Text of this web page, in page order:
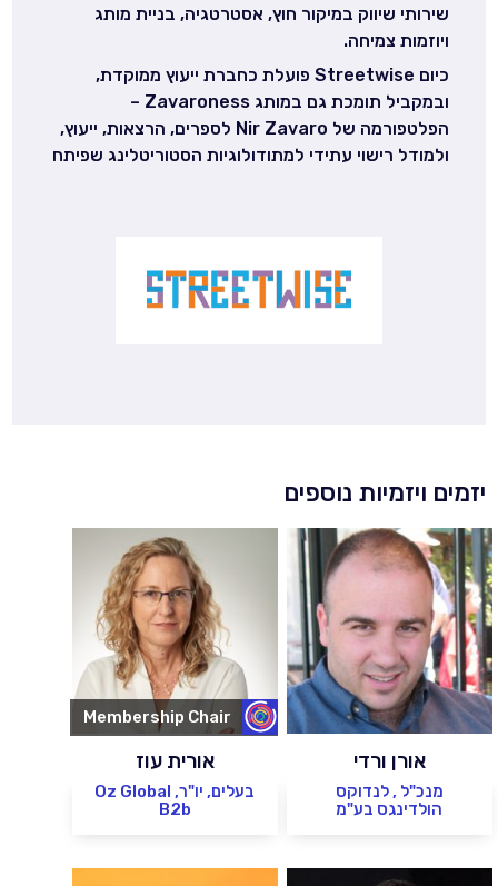
שירותי שיווק במיקור חוץ, אסטרטגיה, בניית מותג
ויוזמות צמיחה.
כיום Streetwise פועלת כחברת ייעוץ ממוקדת,
ובמקביל תומכת גם במותג Zavaroness –
הפלטפורמה של Nir Zavaro לספרים, הרצאות, ייעוץ,
ולמודל רישוי עתידי למתודולוגיות הסטוריטלינג שפיתח
יזמים ויזמיות נוספים
אורן ורדי
מנכ"ל , לנדוקס
הולדינגס בע"מ
Membership Chair
אורית עוז
בעלים, יו"ר, Oz Global
B2b